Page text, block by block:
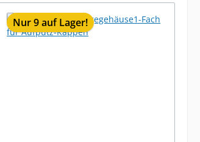
Nur 9 auf Lager!